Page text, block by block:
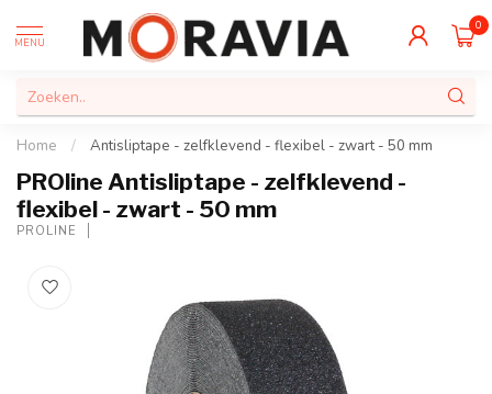
MENU
0
Home / Antisliptape - zelfklevend - flexibel - zwart - 50 mm
PROline Antisliptape - zelfklevend -
flexibel - zwart - 50 mm
PROLINE